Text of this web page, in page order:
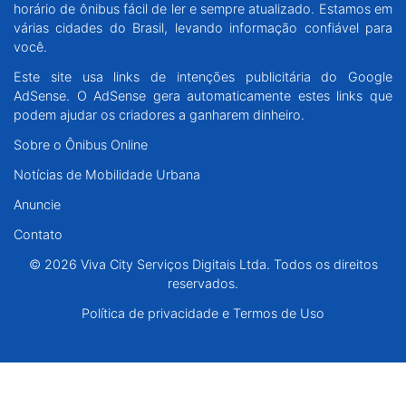
Santa Catarina
Centro-Oeste
Norte
horário de ônibus fácil de ler e sempre atualizado. Estamos em
várias cidades do Brasil, levando informação confiável para
você.
Este site usa links de intenções publicitária do Google
AdSense. O AdSense gera automaticamente estes links que
podem ajudar os criadores a ganharem dinheiro.
Sobre o Ônibus Online
Notícias de Mobilidade Urbana
Anuncie
Contato
© 2026 Viva City Serviços Digitais Ltda. Todos os direitos
reservados.
Política de privacidade e Termos de Uso